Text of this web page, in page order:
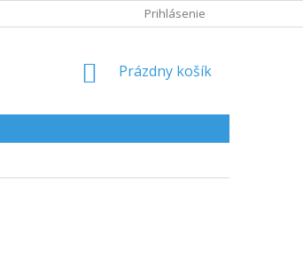
Prihlásenie
NÁKUPNÝ
Prázdny košík